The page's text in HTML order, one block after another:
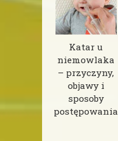
Katar u
niemowlaka
– przyczyny,
objawy i
sposoby
postępowania